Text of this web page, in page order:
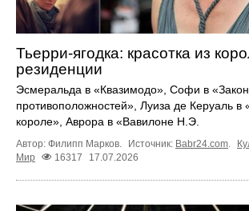
Тьерри-ягодка: красотка из
резиденции
Эсмеральда в «Квазимодо», Софи в
противоположностей», Луиза де Керуаль в
короле», Аврора в «Вавилоне Н.Э.
Автор: Филипп Марков. Источник: Babr24.com
Мир
16317 17.07.2026